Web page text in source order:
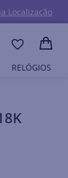
Localização
RELÓGIOS